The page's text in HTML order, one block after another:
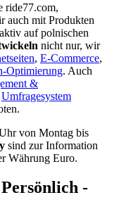
ride77.com,
auch mit Produkten
auf polnischen
nicht nur, wir
, E-Commerce,
Optimierung. Auch
&
Umfragesystem
von Montag bis
sind zur Information
Währung Euro.
-